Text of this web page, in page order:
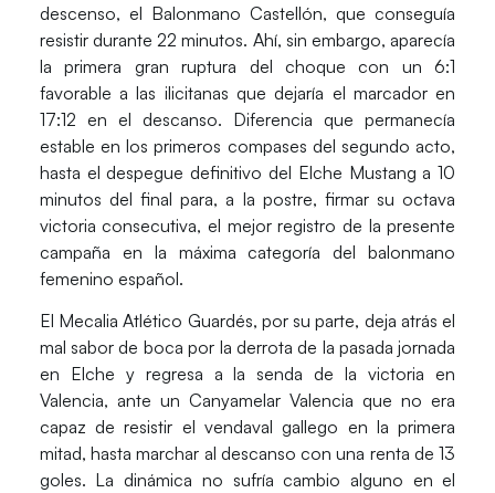
descenso, el Balonmano Castellón, que conseguía
resistir durante 22 minutos. Ahí, sin embargo, aparecía
la primera gran ruptura del choque con un 6:1
favorable a las ilicitanas que dejaría el marcador en
17:12 en el descanso. Diferencia que permanecía
estable en los primeros compases del segundo acto,
hasta el despegue definitivo del Elche Mustang a 10
minutos del final para, a la postre, firmar su octava
victoria consecutiva, el mejor registro de la presente
campaña en la máxima categoría del balonmano
femenino español.
El Mecalia Atlético Guardés, por su parte, deja atrás el
mal sabor de boca por la derrota de la pasada jornada
en Elche y regresa a la senda de la victoria en
Valencia, ante un Canyamelar Valencia que no era
capaz de resistir el vendaval gallego en la primera
mitad, hasta marchar al descanso con una renta de 13
goles. La dinámica no sufría cambio alguno en el